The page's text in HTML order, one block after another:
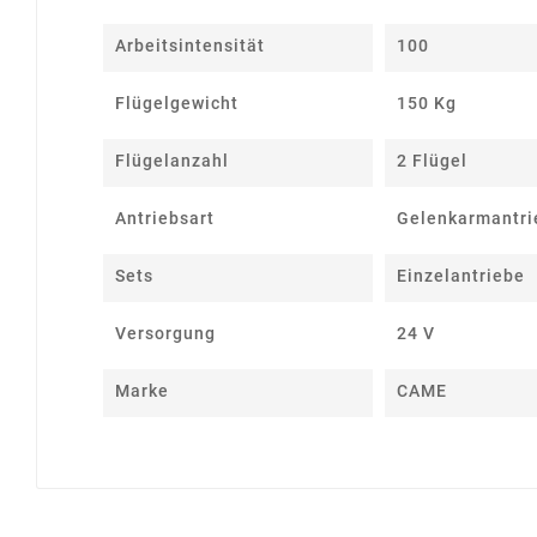
Arbeitsintensität 100
Flügelgewicht 150 Kg
Flügelanzahl 2 Flügel
Antriebsart
Sets Einzelantriebe
Versorgung 24 V
Marke CAME